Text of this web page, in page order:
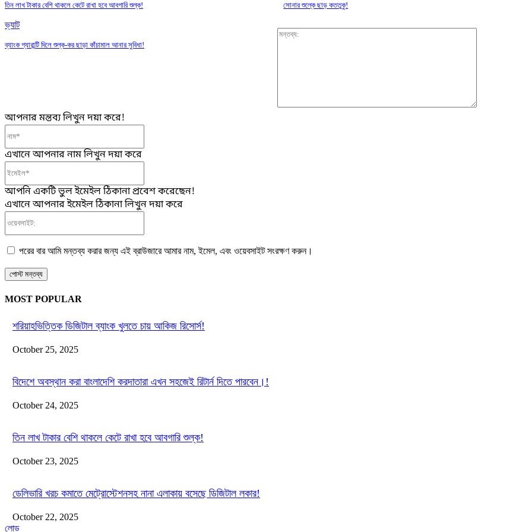
তিন লাখ টাকার বেশি থাকলে কেটে রাখা হবে আবগারি শুল্ক! সোনার শুল্কে ছাড় কততুকু!
ভ্যাট
ব্যাংক গ্যারান্টি দিলে শুল্ক-কর ছাড়া কাঁচামাল আনার সুবিধা!
আপনার মন্তব্য লিখুন দয়া করে!
এখানে আপনার নাম লিখুন দয়া করে
আপনি একটি ভুল ইমেইল ঠিকানা প্রবেশ করেছেন!
এখানে আপনার ইমেইল ঠিকানা লিখুন দয়া করে
পরের বার আমি মন্তব্য করার জন্য এই ব্রাউজারে আমার নাম, ইমেল, এবং ওয়েবসাইট সংরক্ষণ করুন।
MOST POPULAR
শরিয়াহভিত্তিক ডিজিটাল ব্যাংক খুলতে চায় আকিজ রিসোর্স!
October 25, 2025
বিদেশে অবস্থান করা বাংলাদেশি করদাতারা এখন সহজেই রিটার্ন দিতে পারবেন।!
October 24, 2025
তিন লাখ টাকার বেশি থাকলে কেটে রাখা হবে আবগারি শুল্ক!
October 23, 2025
ডেলিভারি খরচ কমাতে মেট্রোস্টেশনসহ নানা এলাকায় বসেছে ডিজিটাল লকার!
October 22, 2025
লোড